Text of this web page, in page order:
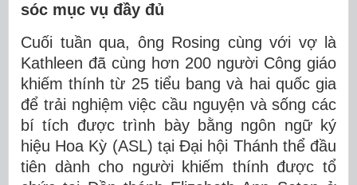
sóc mục vụ đầy đủ
Cuối tuần qua, ông Rosing cùng với vợ là
Kathleen đã cùng hơn 200 người Công giáo
khiếm thính từ 25 tiểu bang và hai quốc gia
để trải nghiệm việc cầu nguyện và sống các
bí tích được trình bày bằng ngôn ngữ ký
hiệu Hoa Kỳ (ASL) tại Đại hội Thánh thể đầu
tiên dành cho người khiếm thính được tổ